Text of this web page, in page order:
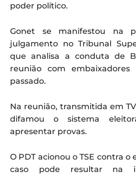
poder político.
Gonet se manifestou na
julgamento no Tribunal
que analisa a conduta de
reunião com
passado.
Na reunião, transmitida em
difamou o sistema
apresentar provas.
O PDT acionou o TSE contra
caso pode resultar na